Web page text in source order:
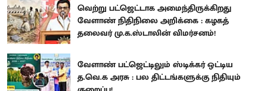
வெற்று பட்ஜெட்டாக அமைந்திருக்கிறது
வேளாண் நிதிநிலை அறிக்கை : கழகத்
தலைவர் மு.க.ஸ்டாலின் விமர்சனம்!
வேளாண் பட்ஜெட்டிலும் ஸ்டிக்கர் ஒட்டிய
த.வெ.க அரசு : பல திட்டங்களுக்கு நிதியும்